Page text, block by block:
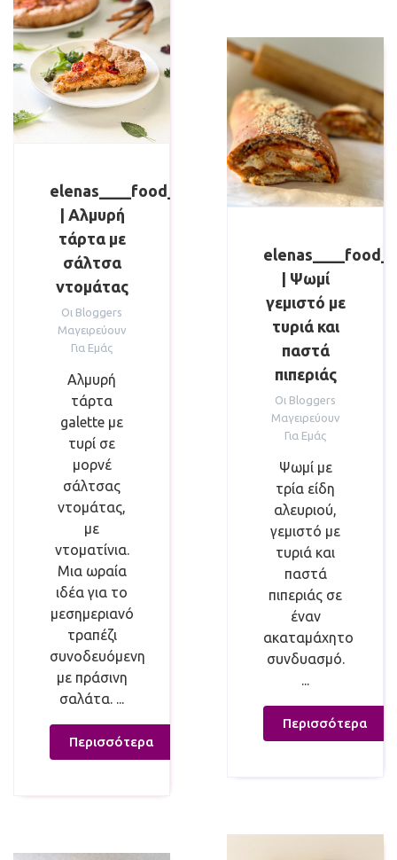
elenas____food____trips
| Αλμυρή
τάρτα με
σάλτσα
ντομάτας
Οι Bloggers
Μαγειρεύουν
Για Εμάς
Αλμυρή
τάρτα
galette με
τυρί σε
μορνέ
σάλτσας
ντομάτας,
με
ντοματίνια.
Μια ωραία
ιδέα για το
μεσημεριανό
τραπέζι
συνοδευόμενη
με πράσινη
σαλάτα. ...
Περισσότερα
| Ψωμί
γεμιστό με
τυριά και
παστά
πιπεριάς
Οι Bloggers
Μαγειρεύουν
Για Εμάς
Ψωμί με
τρία είδη
αλευριού,
γεμιστό με
τυριά και
παστά
πιπεριάς σε
έναν
ακαταμάχητο
συνδυασμό.
...
Περισσότερα